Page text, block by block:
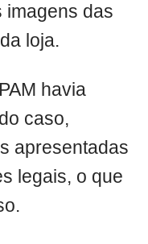
imagens das
loja.
havia
caso,
apresentadas
legais, o que